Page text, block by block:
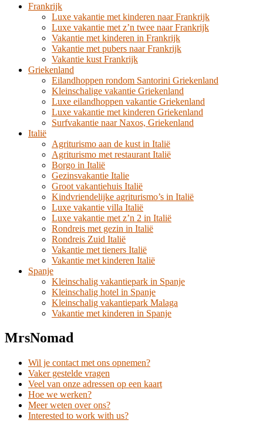
Frankrijk
Luxe vakantie met kinderen naar Frankrijk
Luxe vakantie met z’n twee naar Frankrijk
Vakantie met kinderen in Frankrijk
Vakantie met pubers naar Frankrijk
Vakantie kust Frankrijk
Griekenland
Eilandhoppen rondom Santorini Griekenland
Kleinschalige vakantie Griekenland
Luxe eilandhoppen vakantie Griekenland
Luxe vakantie met kinderen Griekenland
Surfvakantie naar Naxos, Griekenland
Italië
Agriturismo aan de kust in Italië
Agriturismo met restaurant Italië
Borgo in Italië
Gezinsvakantie Italie
Groot vakantiehuis Italië
Kindvriendelijke agriturismo’s in Italië
Luxe vakantie villa Italië
Luxe vakantie met z’n 2 in Italië
Rondreis met gezin in Italië
Rondreis Zuid Italië
Vakantie met tieners Italië
Vakantie met kinderen Italië
Spanje
Kleinschalig vakantiepark in Spanje
Kleinschalig hotel in Spanje
Kleinschalig vakantiepark Malaga
Vakantie met kinderen in Spanje
MrsNomad
Wil je contact met ons opnemen?
Vaker gestelde vragen
Veel van onze adressen op een kaart
Hoe we werken?
Meer weten over ons?
Interested to work with us?